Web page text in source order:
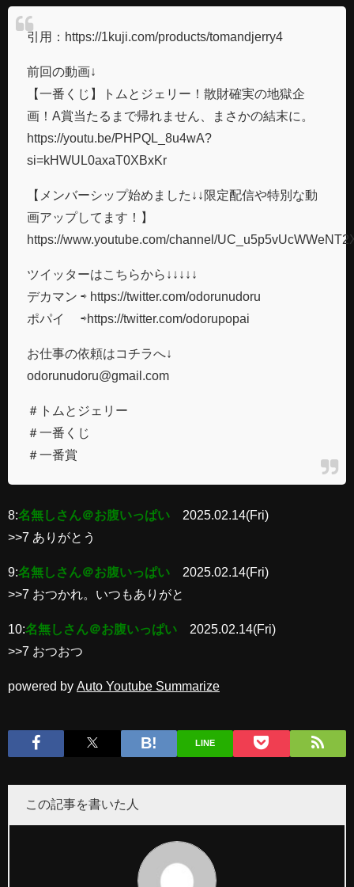
引用：https://1kuji.com/products/tomandjerry4
前回の動画↓
【一番くじ】トムとジェリー！散財確実の地獄企
画！A賞当たるまで帰れません、まさかの結末に。
https://youtu.be/PHPQL_8u4wA?
si=kHWUL0axaT0XBxKr
【メンバーシップ始めました↓↓限定配信や特別な動
画アップしてます！】
https://www.youtube.com/channel/
ツイッターはこちらから↓↓↓↓↓
デカマン ⇨ https://twitter.com/odorunudoru​​​​​​
ポパイ ⇨https://twitter.com/odorupopai​​​​​​
お仕事の依頼はコチラへ↓
odorunudoru@gmail.com
＃トムとジェリー
＃一番くじ
＃一番賞
8:名無しさん＠お腹いっぱい
2025.02.14(Fri)
>>7 ありがとう
9:名無しさん＠お腹いっぱい
2025.02.14(Fri)
>>7 おつかれ。いつもありがと
10:名無しさん＠お腹いっぱい
2025.02.14(Fri)
>>7 おつおつ
powered by Auto Youtube Summarize
LINE
この記事を書いた人